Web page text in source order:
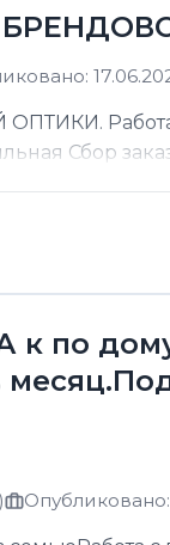
Работа
Сбор
по
Опубликовано: